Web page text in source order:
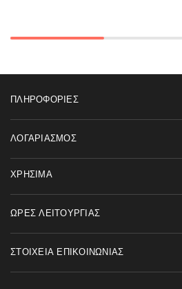
ΠΛΗΡΟΦΟΡΊΕΣ
ΛΟΓΑΡΙΑΣΜΌΣ
ΧΡΉΣΙΜΑ
ΏΡΕΣ ΛΕΙΤΟΥΡΓΊΑΣ
ΣΤΟΙΧΕΊΑ ΕΠΙΚΟΙΝΩΝΊΑΣ